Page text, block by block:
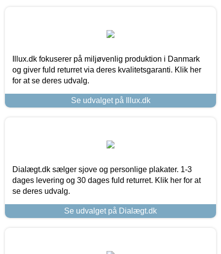
Illux.dk fokuserer på miljøvenlig produktion i Danmark
og giver fuld returret via deres kvalitetsgaranti. Klik her
for at se deres udvalg.
Se udvalget på Illux.dk
Dialægt.dk sælger sjove og personlige plakater. 1-3
dages levering og 30 dages fuld returret. Klik her for at
se deres udvalg.
Se udvalget på Dialægt.dk